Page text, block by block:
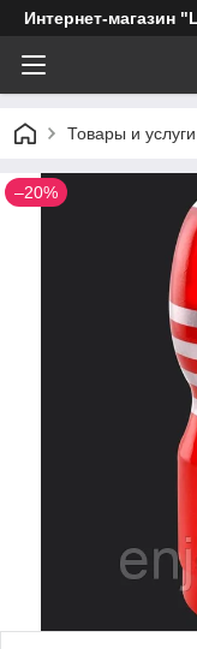
Интернет-магазин
Товары и услуги
–20%